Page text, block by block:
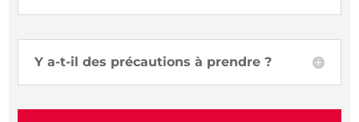
Y a-t-il des précautions à prendre ?